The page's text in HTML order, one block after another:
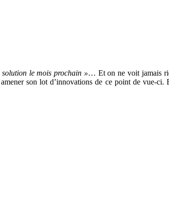
le mois prochain »… Et on ne voit jamais
son lot d’innovations de ce point de vue-ci.